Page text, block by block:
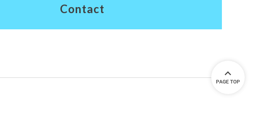
Contact